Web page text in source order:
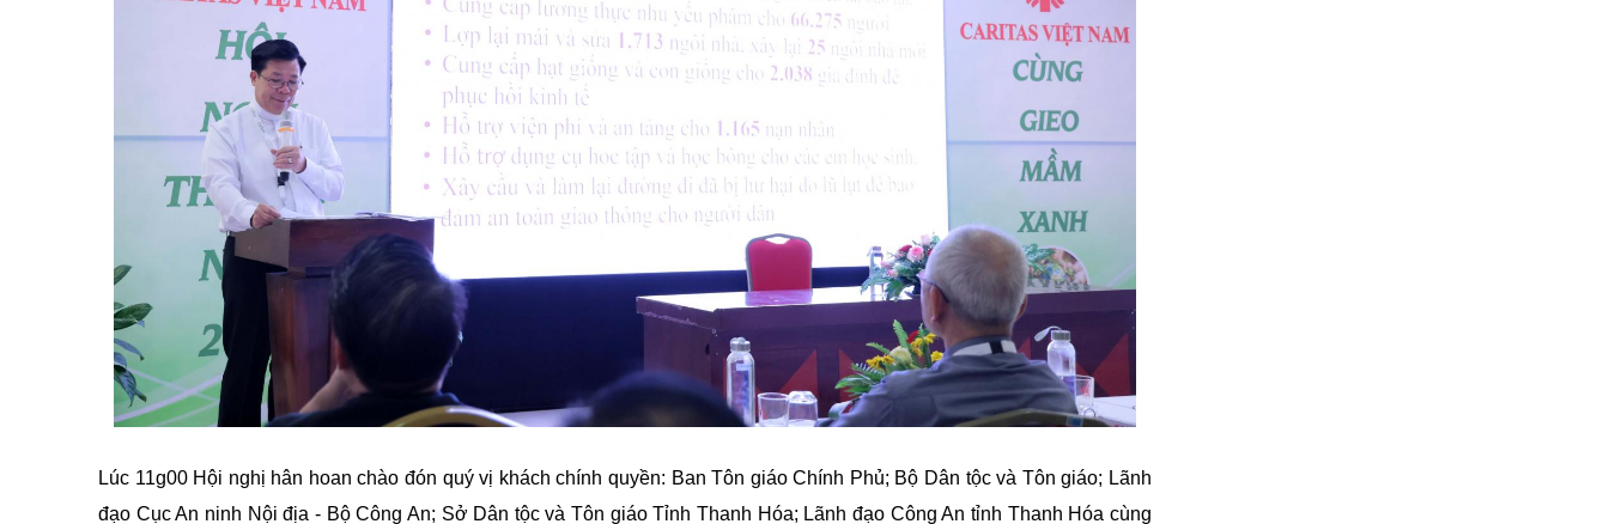
Lúc 11g00 Hội nghị hân hoan chào đón quý vị khách chính quyền: Ban Tôn giáo Chính Phủ; Bộ Dân tộc và Tôn giáo; Lãnh
đạo Cục An ninh Nội địa - Bộ Công An; Sở Dân tộc và Tôn giáo Tỉnh Thanh Hóa; Lãnh đạo Công An tỉnh Thanh Hóa cùng